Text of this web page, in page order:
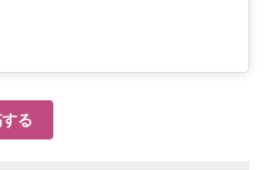
る